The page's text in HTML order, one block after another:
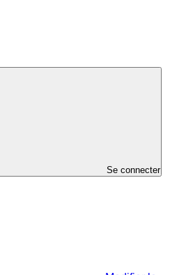
Se connecter